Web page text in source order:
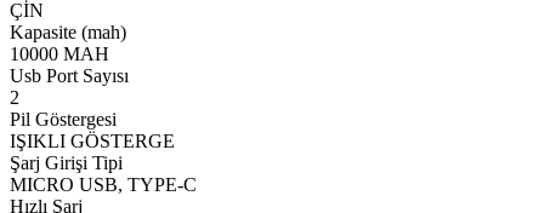
ÇİN
Kapasite (mah)
10000 MAH
Usb Port Sayısı
2
Pil Göstergesi
IŞIKLI GÖSTERGE
Şarj Girişi Tipi
MICRO USB, TYPE-C
Hızlı Şarj